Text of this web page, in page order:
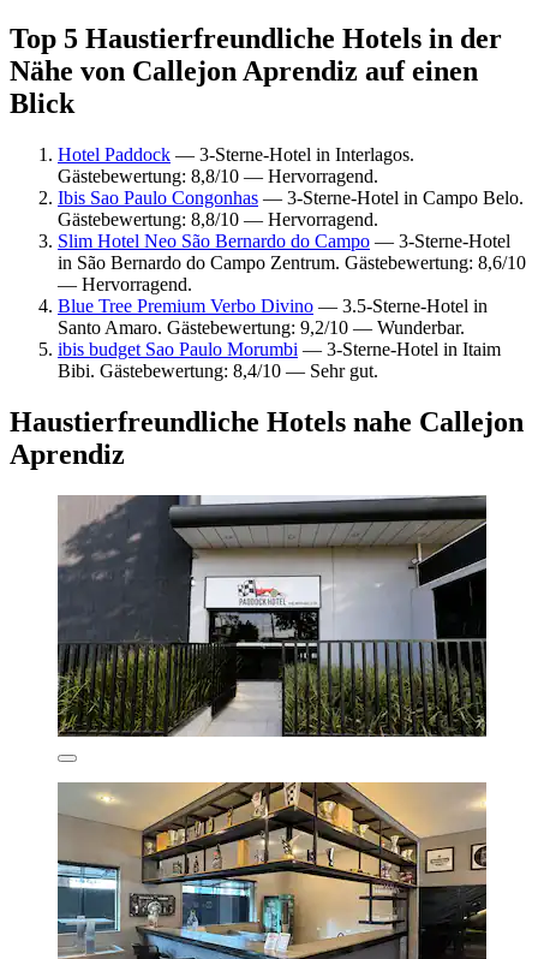
Top 5 Haustierfreundliche Hotels in der
Nähe von Callejon Aprendiz auf einen
Blick
Hotel Paddock — 3-Sterne-Hotel in Interlagos.
Gästebewertung: 8,8/10 — Hervorragend.
Ibis Sao Paulo Congonhas — 3-Sterne-Hotel in Campo Belo.
Gästebewertung: 8,8/10 — Hervorragend.
Slim Hotel Neo São Bernardo do Campo — 3-Sterne-Hotel
in São Bernardo do Campo Zentrum. Gästebewertung: 8,6/10
— Hervorragend.
Blue Tree Premium Verbo Divino — 3.5-Sterne-Hotel in
Santo Amaro. Gästebewertung: 9,2/10 — Wunderbar.
ibis budget Sao Paulo Morumbi — 3-Sterne-Hotel in Itaim
Bibi. Gästebewertung: 8,4/10 — Sehr gut.
Haustierfreundliche Hotels nahe Callejon
Aprendiz